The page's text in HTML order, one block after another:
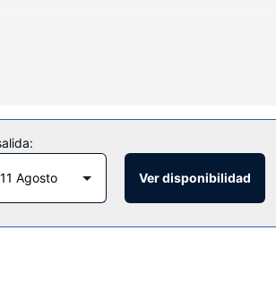
microondas y reproductor de
bañera de hidromasaje y gimnasio abierto
en la zona común. Si quieres
Agosto Ver disponibilidad